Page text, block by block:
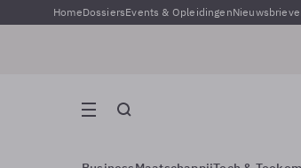
HomeDossiersEvents & Opleidingen